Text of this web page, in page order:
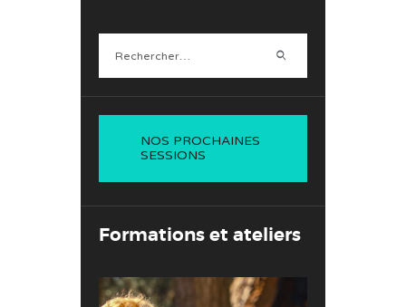
NOS PROCHAINES
SESSIONS
Formations et ateliers